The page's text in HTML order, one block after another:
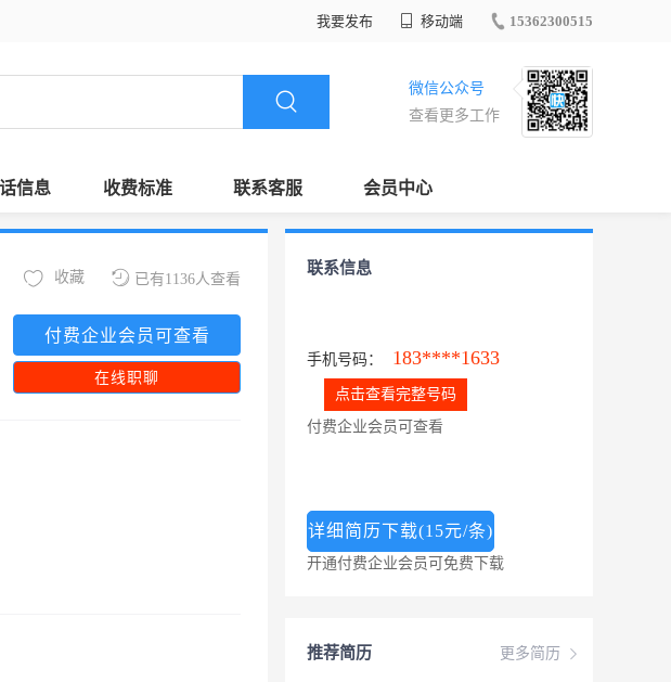
我要发布 移动端 15362300515
微信公众号
查看更多工作
信息 收费标准 联系客服 会员中心
已有1136人查看
收藏
付费企业会员可查看
在线职聊
联系信息
手机号码： 183****1633
点击查看完整号码
付费企业会员可查看
详细简历下载(15元/条)
开通付费企业会员可免费下载
更多简历
推荐简历